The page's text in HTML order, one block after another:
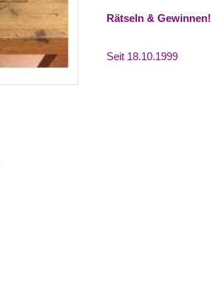
Rätseln & Gewinnen!
Seit 18.10.1999